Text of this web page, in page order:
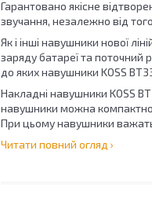
Гарантовано якісне
звучання, незалежно від
Як і інші навушники нової
заряду батареї та поточний
до яких навушники KOSS
Накладні навушники KOSS
навушники можна компактно
При цьому навушники
Читати повний огляд ›